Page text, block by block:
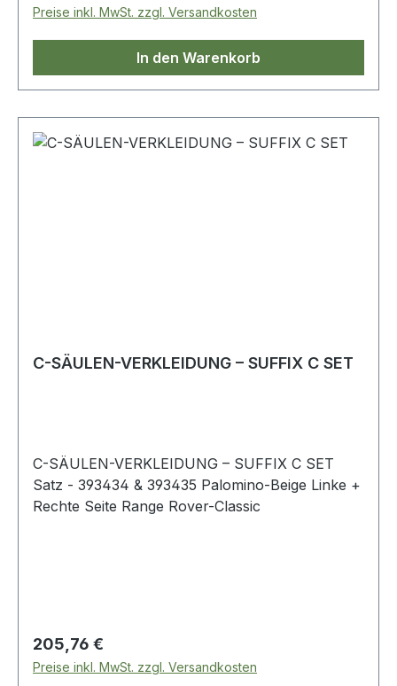
Preise inkl. MwSt. zzgl. Versandkosten
In den Warenkorb
C-SÄULEN-VERKLEIDUNG – SUFFIX C SET
C-SÄULEN-VERKLEIDUNG – SUFFIX C SET
Satz - 393434 & 393435 Palomino-Beige Linke +
Rechte Seite Range Rover-Classic
Regulärer Preis:
205,76 €
Preise inkl. MwSt. zzgl. Versandkosten